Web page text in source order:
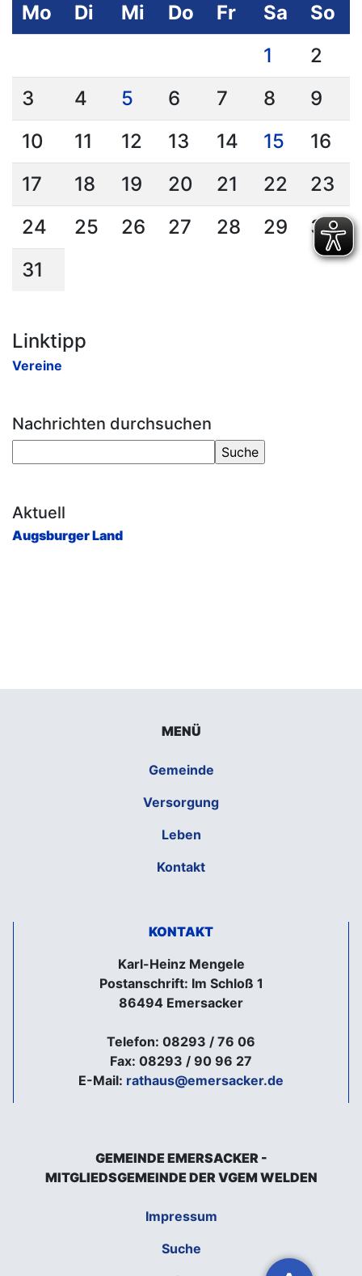
Mo
Di Mi Do Fr Sa
So
1
2
3
4 5 6 7 8
9
10
11 12 13 14 15
16
17
18 19 20 21 22
23
24
25 26 27 28 29
30
31
Linktipp
Vereine
Nachrichten durchsuchen
Aktuell
Augsburger Land
MENÜ
Gemeinde
Versorgung
Leben
Kontakt
KONTAKT
Karl-Heinz Mengele
Postanschrift: Im Schloß 1
86494 Emersacker
Telefon: 08293 / 76 06
Fax: 08293 / 90 96 27
E-Mail: rathaus@emersacker.de
GEMEINDE EMERSACKER -
MITGLIEDSGEMEINDE DER VGEM WELDEN
Impressum
Suche